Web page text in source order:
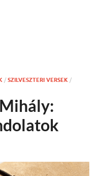
/ SZILVESZTERI VERSEK /